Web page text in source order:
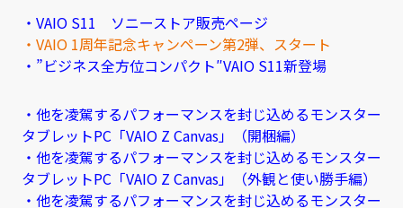
・VAIO S11 ソニーストア販売ページ
・VAIO 1周年記念キャンペーン第2弾、スタート
・”ビジネス全方位コンパクト″VAIO S11新登場
・他を凌駕するパフォーマンスを封じ込めるモンスター
タブレットPC「VAIO Z Canvas」（開梱編）
・他を凌駕するパフォーマンスを封じ込めるモンスター
タブレットPC「VAIO Z Canvas」（外観と使い勝手編）
・他を凌駕するパフォーマンスを封じ込めるモンスター